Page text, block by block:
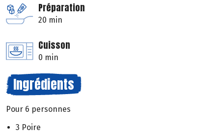
Préparation
20 min
Cuisson
0 min
Ingrédients
Pour 6 personnes
3 Poire